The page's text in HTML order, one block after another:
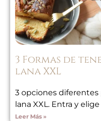
3 Formas de
lana XXL
3 opciones
lana XXL. Entra y
Leer Más »